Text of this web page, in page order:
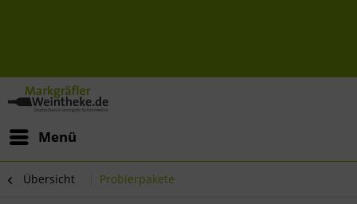
Menü
Übersicht Probierpakete